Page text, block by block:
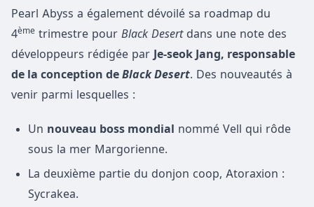
Pearl Abyss a également dévoilé sa roadmap du
4ème trimestre pour Black Desertdans une note des
développeurs rédigée par Je-seok Jang, responsable
de la conception de Black Desert. Des nouveautés à
venir parmi lesquelles :
Un nouveau boss mondial nommé Vell qui rôde
sous la mer Margorienne.
La deuxième partie du donjon coop, Atoraxion :
Sycrakea.